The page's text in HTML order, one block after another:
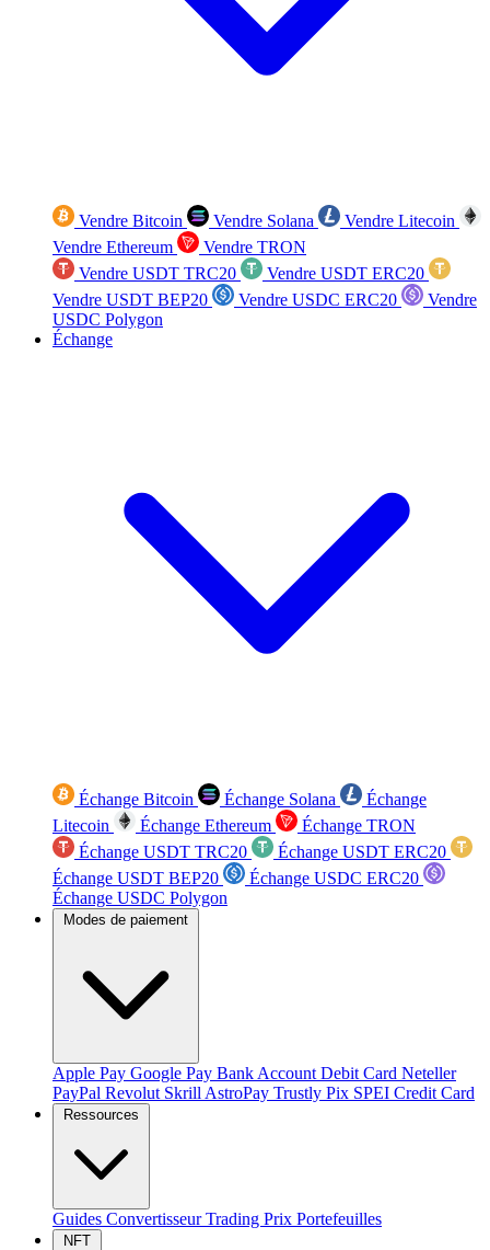
Vendre Bitcoin Vendre Solana
Vendre Litecoin
Vendre Ethereum
Vendre TRON
Vendre USDT TRC20
Vendre USDT ERC20
Vendre USDT BEP20
Vendre USDC ERC20
Vendre
USDC Polygon
Échange
Échange Bitcoin Échange Solana
Échange
Litecoin
Échange Ethereum
Échange TRON
Échange USDT TRC20
Échange USDT ERC20
Échange USDT BEP20
Échange USDC ERC20
Échange USDC Polygon
Modes de paiement
Apple Pay Google Pay Bank Account Debit Card Neteller
PayPal Revolut Skrill AstroPay Trustly Pix SPEI Credit Card
Ressources
Guides ConvertisseurTrading Prix Portefeuilles
NFT